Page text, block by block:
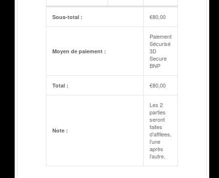
Sous-total : €80,00
Moyen de paiement :
Paiement
Sécurisé
3D
Secure
BNP
Total : €80,00
Note :
Les 2
parties
seront
faites
d’affilees,
l’une
après
l’autre.